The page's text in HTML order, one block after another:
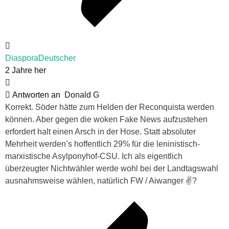
DiasporaDeutscher
2 Jahre her
Antworten an
Donald G
Korrekt. Söder hätte zum Helden der Reconquista werden
können. Aber gegen die woken Fake News aufzustehen
erfordert halt einen Arsch in der Hose. Statt absoluter
Mehrheit werden’s hoffentlich 29% für die leninistisch-
marxistische Asylponyhof-CSU. Ich als eigentlich
überzeugter Nichtwähler werde wohl bei der Landtagswahl
ausnahmsweise wählen, natürlich FW / Aiwanger ✌?